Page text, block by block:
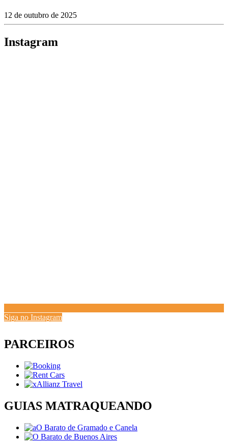
12 de outubro de 2025
Instagram
Siga no Instagram
PARCEIROS
GUIAS MATRAQUEANDO